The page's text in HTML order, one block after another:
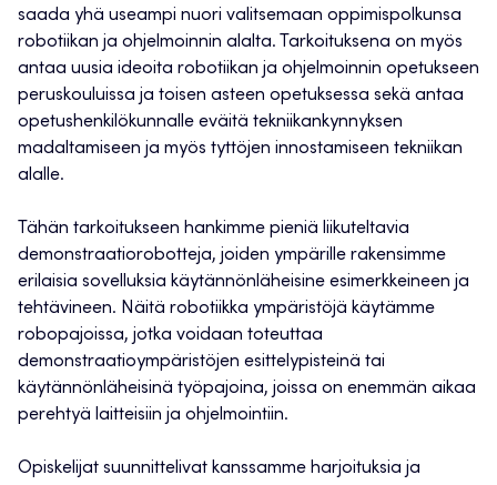
saada yhä useampi nuori valitsemaan oppimispolkunsa
robotiikan ja ohjelmoinnin alalta. Tarkoituksena on myös
antaa uusia ideoita robotiikan ja ohjelmoinnin opetukseen
peruskouluissa ja toisen asteen opetuksessa sekä antaa
opetushenkilökunnalle eväitä tekniikankynnyksen
madaltamiseen ja myös tyttöjen innostamiseen tekniikan
alalle.
Tähän tarkoitukseen hankimme pieniä liikuteltavia
demonstraatiorobotteja, joiden ympärille rakensimme
erilaisia sovelluksia käytännönläheisine esimerkkeineen ja
tehtävineen. Näitä robotiikka ympäristöjä käytämme
robopajoissa, jotka voidaan toteuttaa
demonstraatioympäristöjen esittelypisteinä tai
käytännönläheisinä työpajoina, joissa on enemmän aikaa
perehtyä laitteisiin ja ohjelmointiin.
Opiskelijat suunnittelivat kanssamme harjoituksia ja